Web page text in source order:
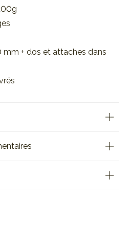
mm + dos et attaches dans